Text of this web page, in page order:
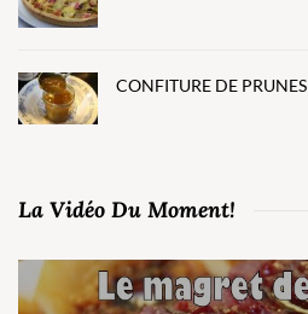
CONFITURE DE PRUNES
La Vidéo Du Moment!